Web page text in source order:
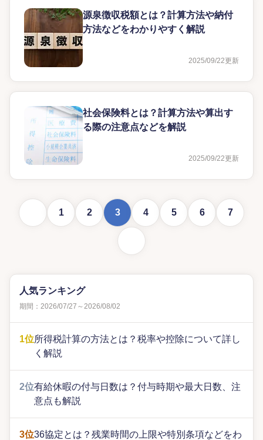
源泉徴収税額とは？計算方法や納付
方法などをわかりやすく解説
2025/09/22更新
社会保険料とは？計算方法や算出す
る際の注意点などを解説
2025/09/22更新
前に戻る1 2 3 4 5 6 7
次に進む
人気ランキング
期間：2026/07/27～2026/08/02
1位所得税計算の方法とは？税率や控除について詳し
く解説
2位有給休暇の付与日数は？付与時期や最大日数、注
意点も解説
3位36協定とは？残業時間の上限や特別条項などをわ